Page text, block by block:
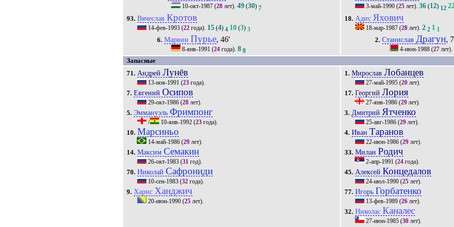
10-окт-1987(28лет). 49(30) 7
93. Вячеслав Кротов
14-фев-1993 (22 года). 15 (4) 4 10 (3) 3
6. Марвин Пурье, 46'
8-янв-1991 (24года). 8 8
3-май-1990 (25 лет).36 (12) 12
18. Адис Яхович
18-мар-1987 (28 лет).2 2 1 1
2. Станислав Драгун,
4-июн-1988(27лет).
Запасные
71. АндрейЛунёв
13-ноя-1991 (23 года).
7. ЕвгенийОсипов
29-окт-1986 (28 лет).
5. ЭммануэльФримпонг
/ 10-янв-1992 (23 года).
10. Марсиньо
14-май-1986 (29 лет).
14. МаксимСемакин
26-окт-1983 (31 год).
70. НиколайСафрониди
10-сен-1983 (32 года).
9. Харис Ханджич
20-июн-1990 (25 лет).
1. МирославЛобанцев
27-май-1995 (20 лет).
17. ГеоргийЛория
27-янв-1986 (29 лет).
3. Дмитрий Ятченко
25-авг-1986 (29 лет).
4. ИванТаранов
22-июн-1986 (29 лет).
33. Милан Родич
2-апр-1991 (24 года).
45. Алексей Концедалов
24-июл-1990 (25 лет).
77. Игорь Горбатенко
13-фев-1989 (26 лет).
32. Николас Каналес
27-июн-1985 (30 лет).